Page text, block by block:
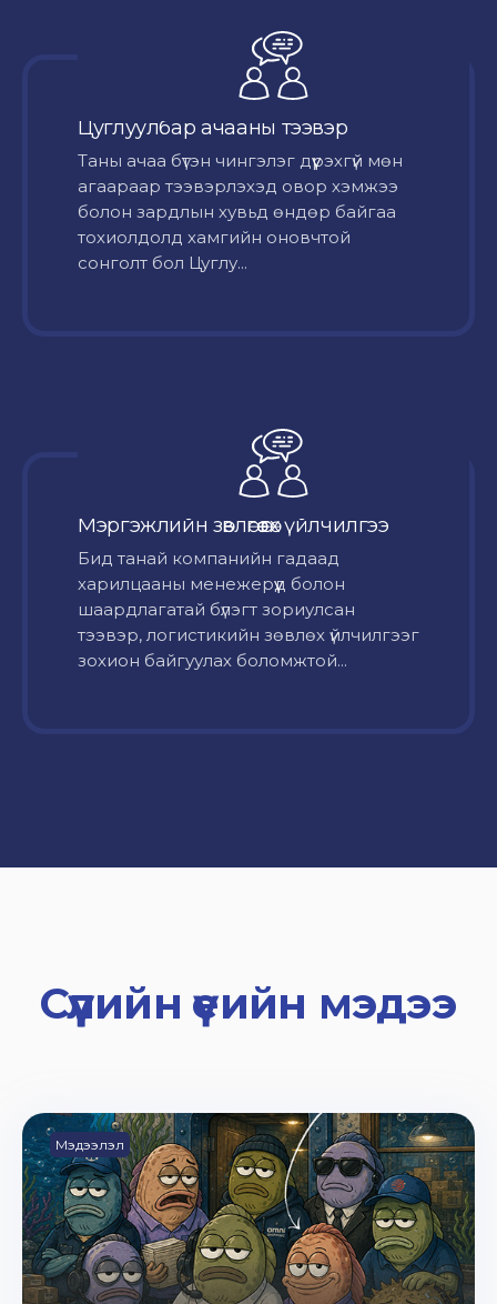
Цуглуулбар ачааны тээвэр
Таны ачаа бүтэн чингэлэг дүүрэхгүй мөн
агаараар тээвэрлэхэд овор хэмжээ
болон зардлын хувьд өндөр байгаа
тохиолдолд хамгийн оновчтой
сонголт бол Цуглу...
Мэргэжлийн зөвлөгөө өгөх үйлчилгээ
Бид танай компанийн гадаад
харилцааны менежерүүд болон
шаардлагатай бүлэгт зориулсан
тээвэр, логистикийн зөвлөх үйлчилгээг
зохион байгуулах боломжтой...
Сүүлийн үеийн мэдээ
Мэдээлэл